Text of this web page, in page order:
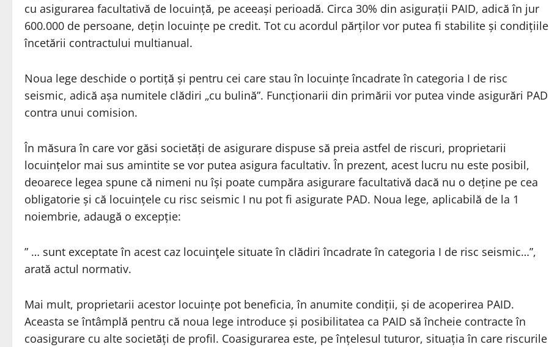
cu asigurarea facultativă de locuință, pe aceeași perioadă. Circa 30% din asigurații PAID, adică în jur
600.000 de persoane, dețin locuințe pe credit. Tot cu acordul părților vor putea fi stabilite și condițiile
încetării contractului multianual.
Noua lege deschide o portiță și pentru cei care stau în locuințe încadrate în categoria I de risc
seismic, adică așa numitele clădiri „cu bulină”. Funcționarii din primării vor putea vinde asigurări PAD
contra unui comision.
În măsura în care vor găsi societăți de asigurare dispuse să preia astfel de riscuri, proprietarii
locuințelor mai sus amintite se vor putea asigura facultativ. În prezent, acest lucru nu este posibil,
deoarece legea spune că nimeni nu își poate cumpăra asigurare facultativă dacă nu o deține pe cea
obligatorie și că locuințele cu risc seismic I nu pot fi asigurate PAD. Noua lege, aplicabilă de la 1
noiembrie, adaugă o excepție:
” … sunt exceptate în acest caz locuinţele situate în clădiri încadrate în categoria I de risc seismic…”,
arată actul normativ.
Mai mult, proprietarii acestor locuințe pot beneficia, în anumite condiții, și de acoperirea PAID.
Aceasta se întâmplă pentru că noua lege introduce și posibilitatea ca PAID să încheie contracte în
coasigurare cu alte societăți de profil. Coasigurarea este, pe înțelesul tuturor, situația în care riscurile